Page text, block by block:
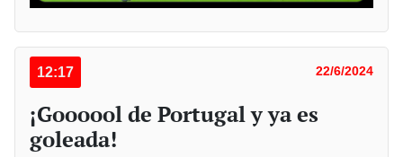
12:17 22/6/2024
¡Goooool de Portugal y ya es
goleada!